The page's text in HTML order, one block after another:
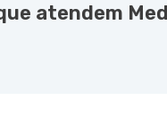
atendem